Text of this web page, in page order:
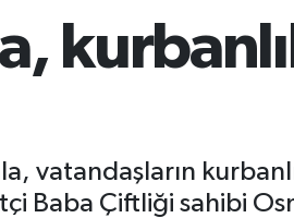
13.768 48
BITCOIN
vatandaşların
Baba Çiftliği sahibi